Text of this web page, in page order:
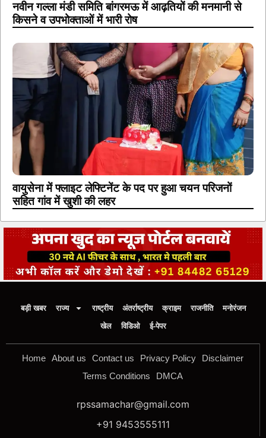
नवीन गल्ला मंडी समिति बांगरमऊ में आढ़तियों की मनमानी से
किसने व उपभोक्ताओं में भारी रोष
वायुसेना में फ्लाइट लेफ्टिनेंट के पद पर हुआ चयन परिजनों
सहित गांव में खुशी की लहर
बड़ी खबर राज्य राष्ट्रीय अंतर्राष्ट्रीय क्राइम राजनीति
मनोरंजन
खेल
विडिओ ई-पेपर
Home About us Contact us Privacy Policy
Disclaimer
Terms Conditions
DMCA
rpssamachar@gmail.com
+91 9453555111